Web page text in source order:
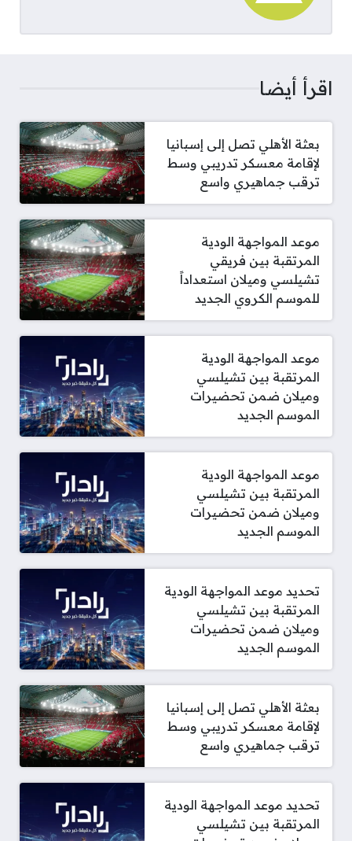
اقرأ أيضا
بعثة الأهلي تصل إلى إسبانيا
لإقامة معسكر تدريبي وسط
ترقب جماهيري واسع
موعد المواجهة الودية
المرتقبة بين فريقي
تشيلسي وميلان استعداداً
للموسم الكروي الجديد
موعد المواجهة الودية
المرتقبة بين تشيلسي
وميلان ضمن تحضيرات
الموسم الجديد
موعد المواجهة الودية
المرتقبة بين تشيلسي
وميلان ضمن تحضيرات
الموسم الجديد
تحديد موعد المواجهة الودية
المرتقبة بين تشيلسي
وميلان ضمن تحضيرات
الموسم الجديد
بعثة الأهلي تصل إلى إسبانيا
لإقامة معسكر تدريبي وسط
ترقب جماهيري واسع
تحديد موعد المواجهة الودية
المرتقبة بين تشيلسي